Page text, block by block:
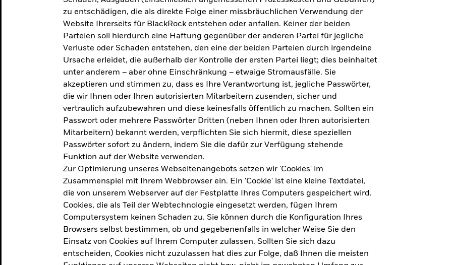
Die
in
das am
zu entschädigen, die als direkte Folge einer missbräuchlichen Verwendung der
Website Ihrerseits für BlackRock entstehen oder anfallen. Keiner der beiden
Parteien soll hierdurch eine Haftung gegenüber der anderen Partei für jegliche
Verluste oder Schaden entstehen, den eine der beiden Parteien durch irgendeine
Ursache erleidet, die außerhalb der Kontrolle der ersten Partei liegt; dies beinhaltet
unter anderem – aber ohne Einschränkung – etwaige Stromausfälle. Sie
akzeptieren und stimmen zu, dass es Ihre Verantwortung ist, jegliche Passwörter,
die wir Ihnen oder Ihren autorisierten Mitarbeitern zusenden, sicher und
vertraulich aufzubewahren und diese keinesfalls öffentlich zu machen. Sollten ein
Passwort oder mehrere Passwörter Dritten (neben Ihnen oder Ihren autorisierten
Mitarbeitern) bekannt werden, verpflichten Sie sich hiermit, diese speziellen
Passwörter sofort zu ändern, indem Sie die dafür zur Verfügung stehende
Funktion auf der Website verwenden.
Zur Optimierung unseres Webseitenangebots setzen wir 'Cookies' im
Zusammenspiel mit Ihrem Webbrowser ein. Ein 'Cookie' ist eine kleine Textdatei,
die von unserem Webserver auf der Festplatte Ihres Computers gespeichert wird.
Cookies, die als Teil der Webtechnologie eingesetzt werden, fügen Ihrem
Computersystem keinen Schaden zu. Sie können durch die Konfiguration Ihres
Browsers selbst bestimmen, ob und gegebenenfalls in welcher Weise Sie den
Einsatz von Cookies auf Ihrem Computer zulassen. Sollten Sie sich dazu
entscheiden, Cookies nicht zuzulassen hat dies zur Folge, daß Ihnen die meisten